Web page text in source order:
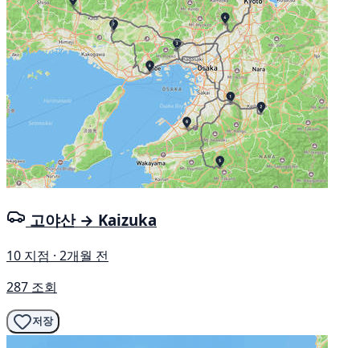
고야산 → Kaizuka
10 지점 · 2개월 전
287 조회
저장